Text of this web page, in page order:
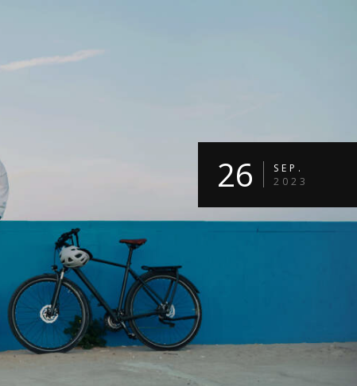
26
SEP.
2023